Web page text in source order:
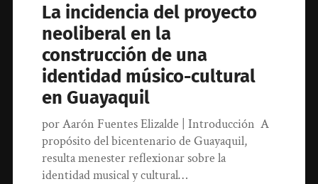
La incidencia del proyecto
neoliberal en la
construcción de una
identidad músico-cultural
en Guayaquil
por Aarón Fuentes Elizalde | Introducción A
propósito del bicentenario de Guayaquil,
resulta menester reflexionar sobre la
identidad musical y cultural…